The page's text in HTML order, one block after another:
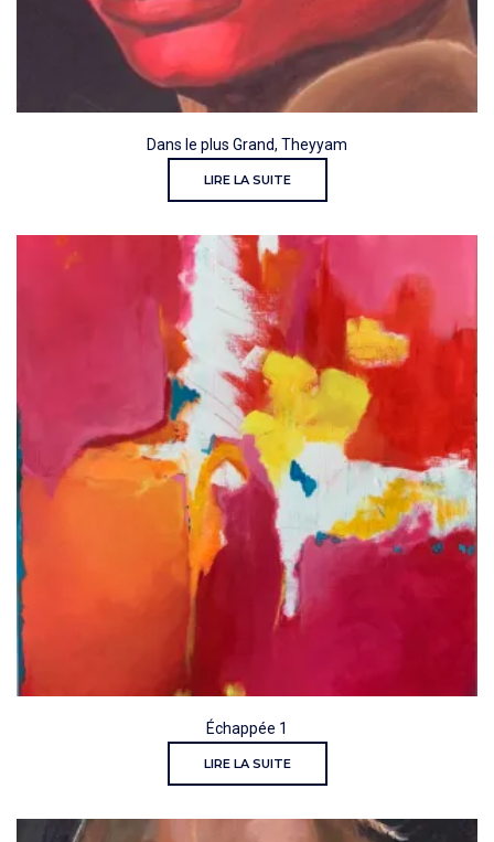
Dans le plus Grand, Theyyam
LIRE LA SUITE
Échappée 1
LIRE LA SUITE